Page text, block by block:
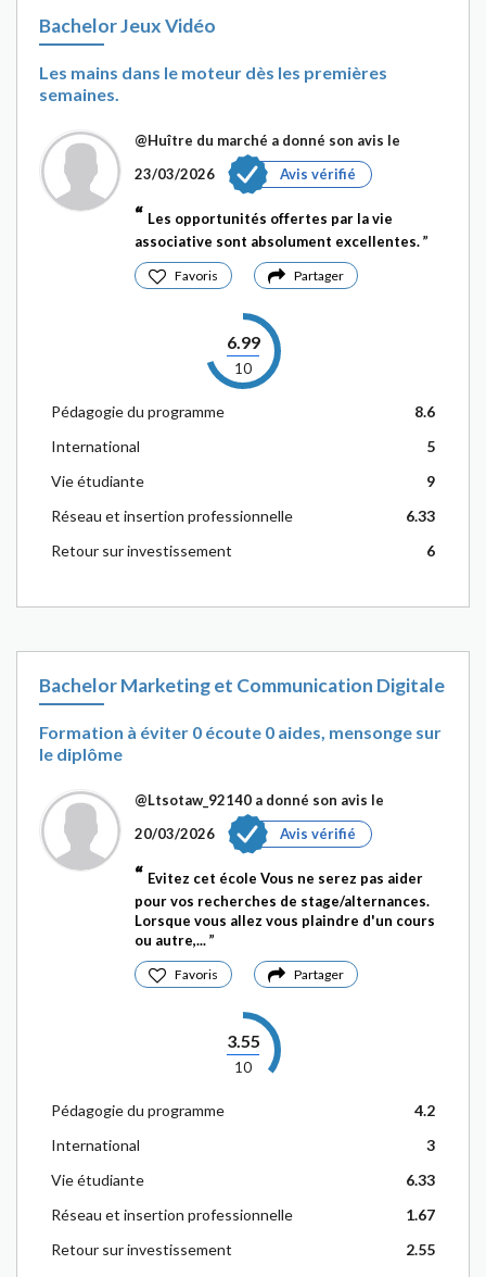
Bachelor Jeux Vidéo
Les mains dans le moteur dès les premières
semaines.
@Huître du marché a donné son avis le
23/03/2026
Avis vérifié
Les opportunités offertes par la vie
associative sont absolument excellentes.
Favoris Partager
6.99
10
Pédagogie du programme
8.6
International
5
Vie étudiante
9
Réseau et insertion professionnelle
6.33
Retour sur investissement
6
Bachelor Marketing et Communication Digitale
Formation à éviter 0 écoute 0 aides, mensonge sur
le diplôme
@Ltsotaw_92140 a donné son avis le
20/03/2026
Avis vérifié
Evitez cet école Vous ne serez pas aider
pour vos recherches de stage/alternances.
Lorsque vous allez vous plaindre d'un cours
ou autre,...
Favoris Partager
3.55
10
Pédagogie du programme
4.2
International
3
Vie étudiante
6.33
Réseau et insertion professionnelle
1.67
Retour sur investissement
2.55